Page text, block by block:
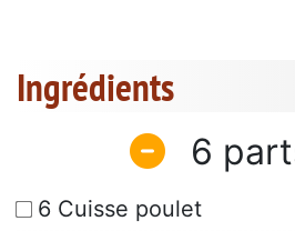
Ingrédients
6
6 Cuisse poulet